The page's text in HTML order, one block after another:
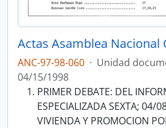
ANC-97-98-060 · Unidad
04/15/1998
PRIMER DEBATE: DEL
ESPECIALIZADA SEXTA; 04/
VIVIENDA Y PROMOCION